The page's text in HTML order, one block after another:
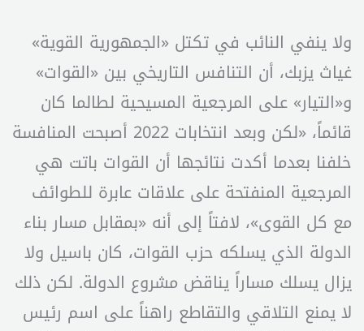
ولا ينفي النائب في تكتل «الجمهورية القوية»
غياث يزبك، أن التنافس التاريخي بين «القوات»
و«التيار» على المرجعية المسيحية لطالما كان
قائماً، «لكن وبعد انتخابات 2022 أصبحت المنافسة
خلفنا بعدما أكدت نتائجها أن القوات باتت هي
المرجعية المنفتحة على علاقات عابرة للطوائف
مع كل القوى»، لافتاً إلى أنه «بمقابل مسار بناء
الدولة الذي يسلكه حزب القوات، كان باسيل ولا
يزال يسلك مساراً يناقض مشروع الدولة. لكن ذلك
لا يمنع التلاقي والتقاطع راهناً على اسم رئيس